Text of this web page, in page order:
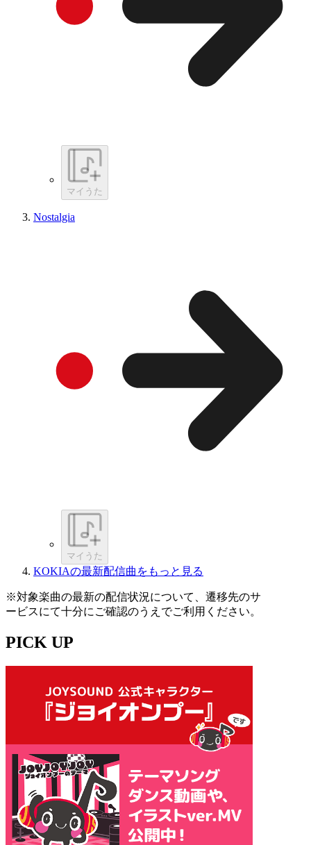
マイうた
Nostalgia
マイうた
KOKIAの最新配信曲をもっと見る
※対象楽曲の最新の配信状況について、遷移先のサ
ービスにて十分にご確認のうえでご利用ください。
PICK UP